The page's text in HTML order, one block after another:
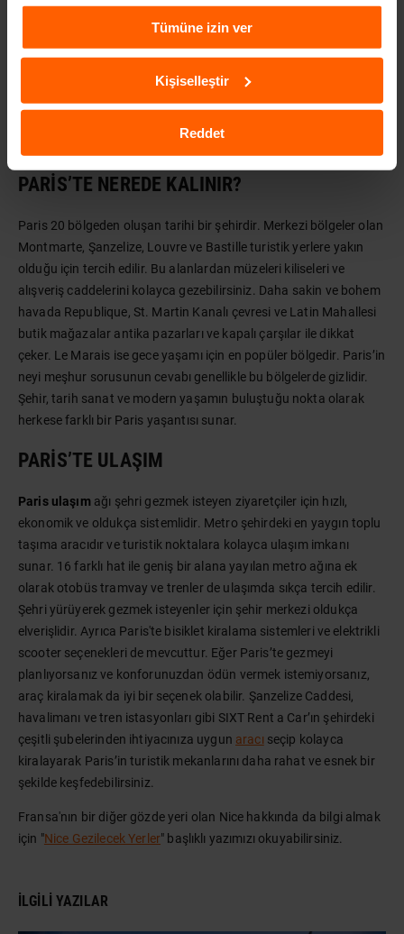
içeriklerin sunulmasına yardımcı olur. Daha fazla
Çerezlere İlişkin Aydınlatma Metni
ulaşabilirsiniz.
Tümüne izin ver
Kişiselleştir
Reddet
keşfedebilirsiniz. Gün boyu düzenlenen geçit törenleri canlı
gösteriler ve akşam saatlerindeki ışık şovları ziyaretçilere eşsiz
anlar yaşatır. Son yıllarda hizmete giren Marvel temalı bölge
özellikle büyük beğeni toplamaktadır. Eğlenceye ve hayal
PARIS’TE NEREDE KALINIR?
Paris 20 bölgeden oluşan tarihi bir şehirdir. Merkezi bölgeler olan
Montmarte, Şanzelize, Louvre ve Bastille turistik yerlere yakın
olduğu için tercih edilir. Bu alanlardan müzeleri kiliseleri ve
alışveriş caddelerini kolayca gezebilirsiniz. Daha sakin ve bohem
havada Republique, St. Martin Kanalı çevresi ve Latin Mahallesi
butik mağazalar antika pazarları ve kapalı çarşılar ile dikkat
çeker. Le Marais ise gece yaşamı için en popüler bölgedir. Paris’in
neyi meşhur sorusunun cevabı genellikle bu bölgelerde gizlidir.
Şehir, tarih sanat ve modern yaşamın buluştuğu nokta olarak
herkese farklı bir Paris yaşantısı sunar.
PARIS’TE ULAŞIM
Paris ulaşım ağı şehri gezmek isteyen ziyaretçiler için hızlı,
ekonomik ve oldukça sistemlidir. Metro şehirdeki en yaygın toplu
taşıma aracıdır ve turistik noktalara kolayca ulaşım imkanı
sunar. 16 farklı hat ile geniş bir alana yayılan metro ağına ek
olarak otobüs tramvay ve trenler de ulaşımda sıkça tercih edilir.
Şehri yürüyerek gezmek isteyenler için şehir merkezi oldukça
elverişlidir. Ayrıca Paris'te bisiklet kiralama sistemleri ve elektrikli
scooter seçenekleri de mevcuttur. Eğer Paris’te gezmeyi
planlıyorsanız ve konforunuzdan ödün vermek istemiyorsanız,
araç kiralamak da iyi bir seçenek olabilir. Şanzelize Caddesi,
havalimanı ve tren istasyonları gibi SIXT Rent a Car’ın şehirdeki
çeşitli şubelerinden ihtiyacınıza uygun aracı seçip kolayca
kiralayarak Paris’in turistik mekanlarını daha rahat ve esnek bir
şekilde keşfedebilirsiniz.
Fransa'nın bir diğer gözde yeri olan Nice hakkında da bilgi almak
için "Nice Gezilecek Yerler" başlıklı yazımızı okuyabilirsiniz.
İLGILI YAZILAR